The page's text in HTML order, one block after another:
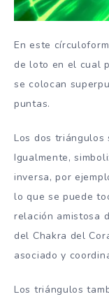
En este
de loto en el cual
se colocan
puntas.
Los dos triángulos
Igualmente,
inversa, por
lo que se puede
relación amistosa
del Chakra del
asociado y
Los triángulos